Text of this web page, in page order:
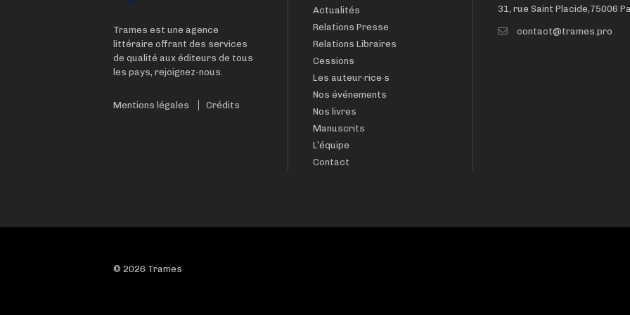
Trames est une agence
littéraire offrant des services
de qualité aux éditeurs de tous
les pays, rejoignez-nous.
Mentions légales Crédits
Actualités
Relations Presse
Relations Libraires
Cessions
Les auteur·rice·s
Nos événements
Nos livres
Manuscrits
L’équipe
Contact
31, rue Saint Placide,75006
contact@trames.pro
© 2026 Trames